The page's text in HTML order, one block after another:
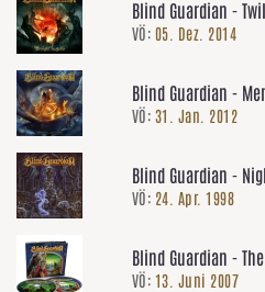
Blind Guardian -
VÖ: 05. Dez. 2014
Blind Guardian -
VÖ: 31. Jan. 2012
Blind Guardian -
VÖ: 24. Apr. 1998
Blind Guardian -
VÖ: 13. Juni 2007